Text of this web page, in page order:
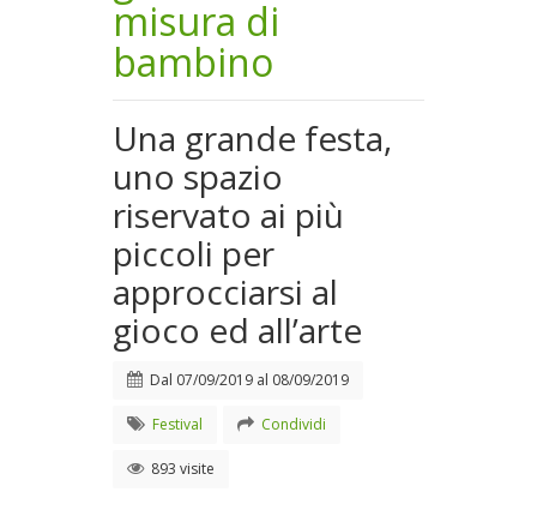
misura di
bambino
Una grande festa,
uno spazio
riservato ai più
piccoli per
approcciarsi al
gioco ed all’arte
Dal 07/09/2019 al 08/09/2019
Festival Condividi
893 visite